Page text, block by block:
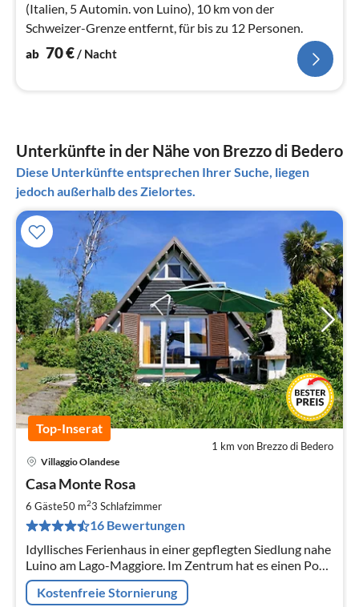
(Italien, 5 Automin. von Luino), 10 km von der
Schweizer-Grenze entfernt, für bis zu 12 Personen.
ab 70€/ Nacht
Unterkünfte in der Nähe von Brezzo di Bedero
Diese Unterkünfte entsprechen Ihrer Suche, liegen
jedoch außerhalb des Zielortes.
Top-Inserat
1 km von Brezzo di Bedero
Villaggio Olandese
Casa Monte Rosa
6 Gäste50 m23 Schlafzimmer
16 Bewertungen
Idyllisches Ferienhaus in einer gepflegten Siedlung nahe
Luino am Lago-Maggiore. Im Zentrum hat es einen Pool
und ein Kinderbecken, Tennisplatz, Minigolf, Restaurant,
Spielplatz.
Kostenfreie Stornierung